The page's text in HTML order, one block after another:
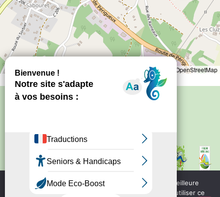
Leaflet OpenStreetMap
Site créé par
Politique de confidentialité
Mentions
touristique de Nontron
Bureau d'information
Nous utilisons des cookies pour vous garantir la meilleure
expérience sur notre site web. Si vous continuez à utiliser ce